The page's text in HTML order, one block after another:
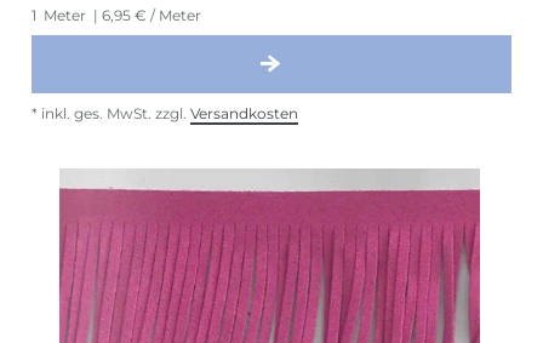
1 Meter | 6,95 € / Meter
* inkl. ges. MwSt. zzgl. Versandkosten